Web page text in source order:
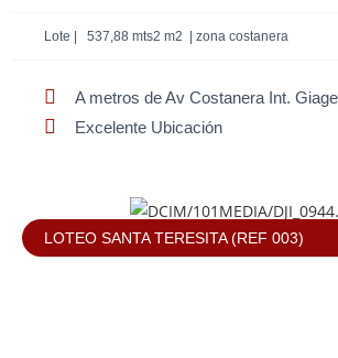
Lote | 537,88 mts2 m2 | zona costanera
A metros de Av Costanera Int.
Excelente Ubicación
LOTEO SANTA TERESITA (REF 003)